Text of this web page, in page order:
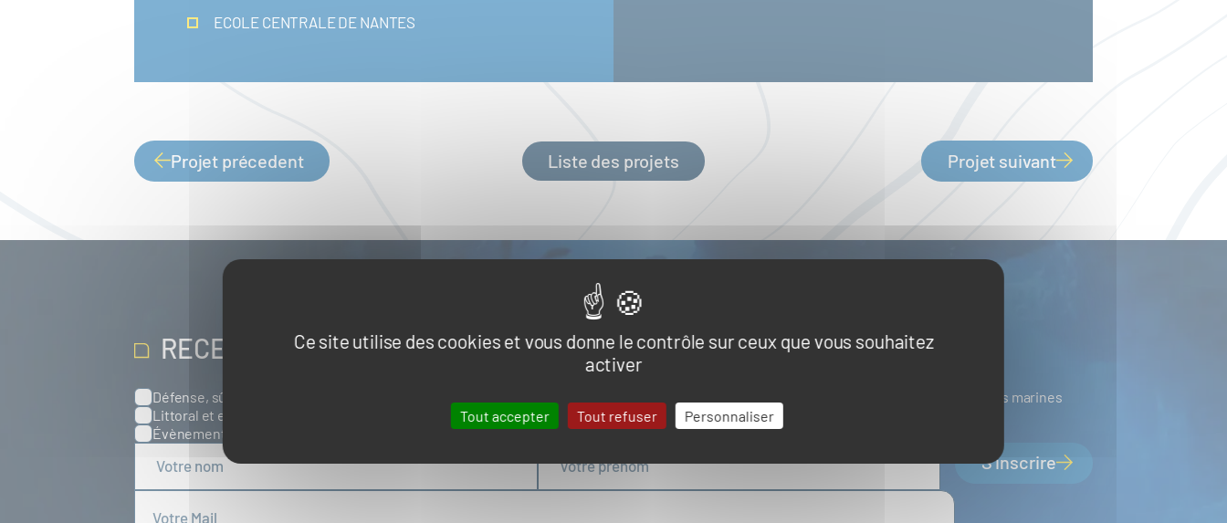
Ce site utilise des cookies et vous donne le contrôle sur ceux que vous souhaitez
activer
Tout accepter Tout refuser Personnaliser
ECOLE CENTRALE DE NANTES
PAGINATION
Projet précedent Liste des projets Projet suivant
RECEVOIR NOS ACTUALITÉS
Catégories
Défense, sûreté et sécurité maritimes
Ressources biologiques marines
Littoral et environnement marins
Ports, infrastructures et logistique
Évènements
S'inscrire